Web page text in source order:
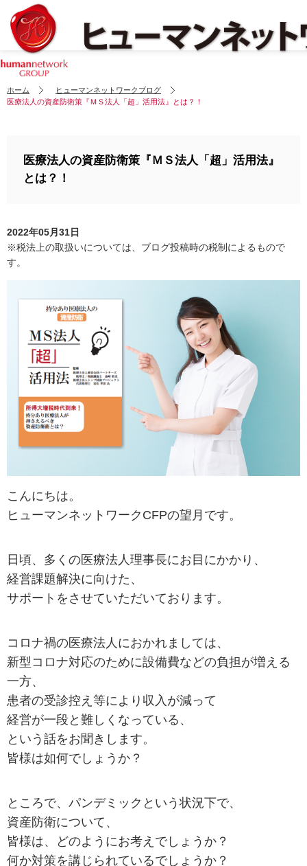
ホーム
ヒューマンネットワークブログ
医療法人の資産防衛策『ＭＳ法人「超」活用法』とは？！
医療法人の資産防衛策『ＭＳ法人「超」活用法』
とは？！
2022年05月31日
※税法上の取扱いについては、ブログ投稿時の税制によるもので
す。
こんにちは。
ヒューマンネットワークCFPの望月です。
日頃、多くの医療法人理事長にお目にかかり、
経営課題解決に向けた、
サポートをさせていただいております。
コロナ禍の医療法人におかれましては、
新型コロナ対応のために設備費などの負担が増える
一方、
患者の受診控え等により収入が減って
経営が一段と難しくなっている、
という話をお聞きします。
皆様は如何でしょうか？
ところで、パンデミックという状況下で、
資産防衛について、
皆様は、どのようにお考えでしょうか？
何か対策を講じられているでしょうか？